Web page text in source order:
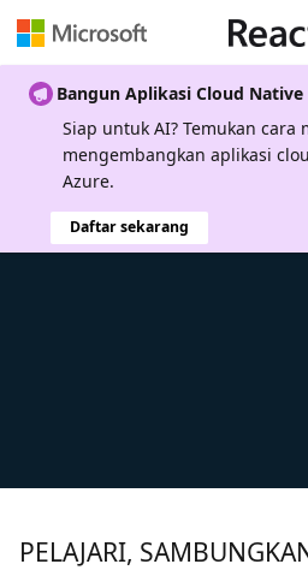
Bangun Aplikasi Cloud Native
Siap untuk AI? Temukan cara
mengembangkan aplikasi
Azure.
Daftar sekarang
PELAJARI,